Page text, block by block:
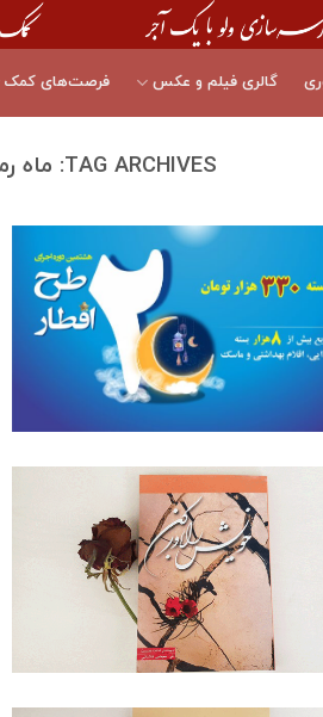
گالری فیلم و عکس فرصت‌های کمک
TAG ARCHIVES: ماه